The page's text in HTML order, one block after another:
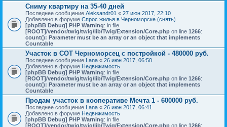
Сниму квартиру на 35-40 дней
Последнее сообщение Aleksandr01 « 27 июн 2017, 22:10
Добавлено в форуме Спрос жилья в Черноморске (снять)
[phpBB Debug] PHP Warning: in file
[ROOT]/vendor/twig/twig/lib/Twig/Extension/Core.php on line 1266:
count(): Parameter must be an array or an object that implements
Countable
Участок в СОТ Черноморсец с постройкой - 480000 руб.
Последнее сообщение Lana « 26 июн 2017, 06:50
Добавлено в форуме Недвижимость
[phpBB Debug] PHP Warning: in file
[ROOT]/vendor/twig/twig/lib/Twig/Extension/Core.php on line 1266:
count(): Parameter must be an array or an object that implements
Countable
Продам участок в кооперативе Мечта 1 - 600000 руб.
Последнее сообщение Lana « 26 июн 2017, 06:41
Добавлено в форуме Недвижимость
[phpBB Debug] PHP Warning: in file
[ROOT]/vendor/twig/twig/lib/Twig/Extension/Core.php on line 1266: